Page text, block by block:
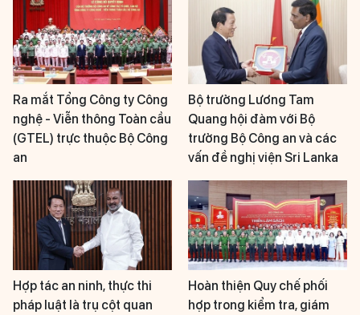
Ra mắt Tổng Công ty Công
nghệ - Viễn thông Toàn cầu
(GTEL) trực thuộc Bộ Công
an
Bộ trưởng Lương Tam
Quang hội đàm với Bộ
trưởng Bộ Công an và các
vấn đề nghị viện Sri Lanka
Hợp tác an ninh, thực thi
pháp luật là trụ cột quan
Hoàn thiện Quy chế phối
hợp trong kiểm tra, giám